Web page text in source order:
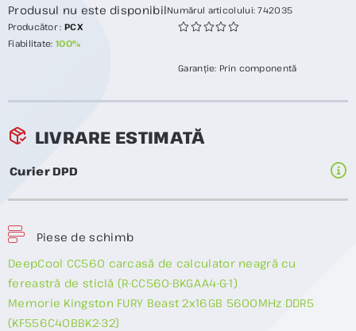
Numărul articolului:742035
Producător : PCX
Fiabilitate: 100%
Garanție: Prin componentă
Produsul nu este disponibil
LIVRARE ESTIMATĂ
Curier DPD
Piese de schimb
DeepCool CC560 carcasă de calculator neagră cu
fereastră de sticlă (R-CC560-BKGAA4-G-1)
Memorie Kingston FURY Beast 2x16GB 5600MHz DDR5
(KF556C40BBK2-32)